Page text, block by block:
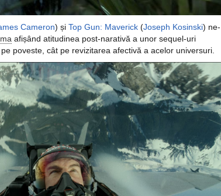
Cameron) și Top Gun: Maverick (Joseph Kosinski) ne-
afișând atitudinea post-narativă a unor sequel-uri
poveste, cât pe revizitarea afectivă a acelor universuri.